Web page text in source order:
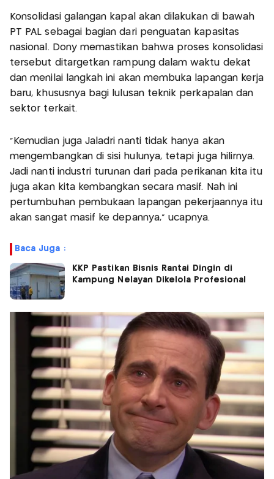
Konsolidasi galangan kapal akan dilakukan di bawah
PT PAL sebagai bagian dari penguatan kapasitas
nasional. Dony memastikan bahwa proses konsolidasi
tersebut ditargetkan rampung dalam waktu dekat
dan menilai langkah ini akan membuka lapangan kerja
baru, khususnya bagi lulusan teknik perkapalan dan
sektor terkait.
“Kemudian juga Jaladri nanti tidak hanya akan
mengembangkan di sisi hulunya, tetapi juga hilirnya.
Jadi nanti industri turunan dari pada perikanan kita itu
juga akan kita kembangkan secara masif. Nah ini
pertumbuhan pembukaan lapangan pekerjaannya itu
akan sangat masif ke depannya,” ucapnya.
Baca Juga :
KKP Pastikan Bisnis Rantai Dingin di
Kampung Nelayan Dikelola Profesional